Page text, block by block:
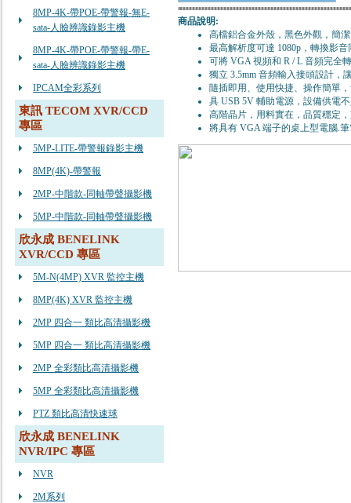
8MP-4K-帶POE-帶警報-無E-
sata-人臉辨識錄影主機
8MP-4K-帶POE-帶警報-帶E-
sata-人臉辨識錄影主機
IPCAM全彩系列
東訊 TECOM XVR/CCD
專區
5MP-LITE-帶警報錄影主機
8MP(4K)-帶警報
2MP-中階款-同軸帶聲攝影機
5MP-中階款-同軸帶聲攝影機
欣永成 BENELINK
XVR/CCD 專區
5M-N(4MP) XVR 監控主機
8MP(4K) XVR 監控主機
2MP 四合一 類比高清攝影機
5MP 四合一 類比高清攝影機
2MP 全彩類比高清攝影機
5MP 全彩類比高清攝影機
PTZ 類比高清快速球
欣永成 BENELINK
NVR/IPC 專區
NVR
2M系列
商品說明:
高檔鋁合金外殼，黑色外觀，簡
最高解析度可達 1080p，轉換影
可將 VGA 視頻和 R / L 音頻完全
獨立 3.5mm 音頻輸入接頭設計，
隨插即用、使用快捷、操作簡單
具 USB 5V 輔助電源，設備供電
高階晶片，用料實在，品質穩定
將具有 VGA 端子的桌上型電腦.